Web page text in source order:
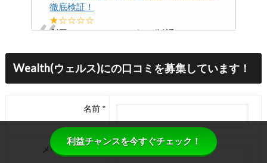
徹底検証！
★☆☆☆☆
“利用していると、しばしば勧誘のメール
めは良い印象だったのに、次第に営業色
が強く感じられるようになり、少し不快
Wealth(ウェルス)の虚偽広告と詐欺疑惑を
徹底検証！
★☆☆☆☆
Wealth(ウェルス)にの口コミを募集しています！
名前
メールアドレス
利益チャンスを今すぐチェック！